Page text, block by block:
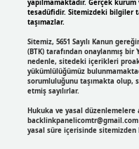
yapılmamaktadır. Gerçek
tesadüfidir. Sitemizdeki bilgiler
taşımazlar.
Sitemiz, 5651 Sayılı Kanun
(BTK) tarafından onaylanmış bir
nedenle, sitedeki içerikleri
yükümlülüğümüz
sorumluluğunu taşımakta olup,
etmiş sayılırlar.
Hukuka ve yasal düzenlemelere
backlinkpanelicomtr@gmail.com
yasal süre içerisinde sitemizden